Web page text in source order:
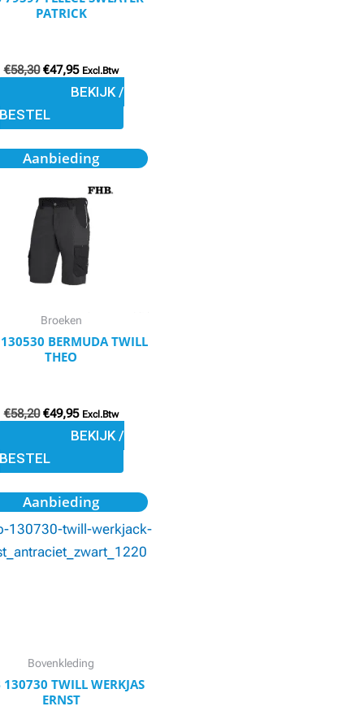
PATRICK
€58,30 €47,95 Excl.Btw
BEKIJK /
BESTEL
worden
productpagina
Aanbieding
Broeken
BERMUDA TWILL
THEO
€58,20
Oorspronkelijke
prijs
€58,20.
€49,95
Huidige
prijs
€49,95.
Excl.Btw
BEKIJK /
BESTEL
Dit
heeft
meerdere
variaties.
Deze
optie
kan
gekozen
worden
productpagina
Aanbieding
Bovenkleding
130730 TWILL WERKJAS
ERNST
Oorspronkelijke
prijs
was:
€75,26.
Huidige
prijs
is:
€70,49.
Dit
product
meerdere
kan
gekozen
worden